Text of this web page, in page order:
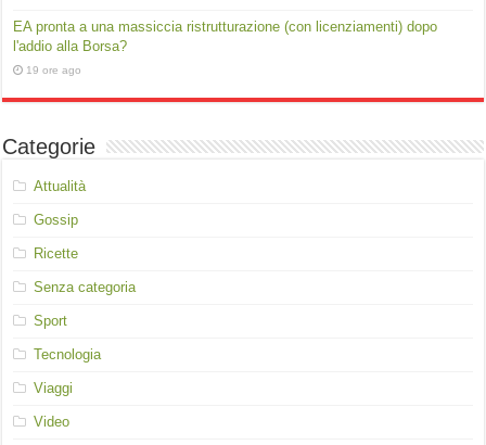
EA pronta a una massiccia ristrutturazione (con licenziamenti) dopo
l'addio alla Borsa?
19 ore ago
Categorie
Attualità
Gossip
Ricette
Senza categoria
Sport
Tecnologia
Viaggi
Video